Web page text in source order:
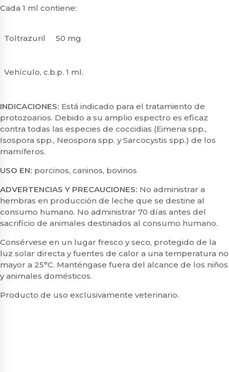
Cada 1 ml contiene:
Toltrazuril 50 mg
Vehículo, c.b.p. 1 ml.
INDICACIONES: Está indicado para el tratamiento de
protozoarios. Debido a su amplio espectro es eficaz
contra todas las especies de coccidias (Eimeria spp.,
Isospora spp., Neospora spp. ySarcocystis spp.) de los
mamíferos.
USO EN: porcinos, caninos, bovinos
ADVERTENCIAS Y PRECAUCIONES: No administrar a
hembras en producción de leche que se destine al
consumo humano. No administrar 70 días antes del
sacrificio de animales destinados al consumo humano.
Consérvese en un lugar fresco y seco, protegido de la
luz solar directa y fuentes de calor a una temperatura no
mayor a 25°C. Manténgase fuera del alcance de los niños
y animales domésticos.
Producto de uso exclusivamente veterinario.